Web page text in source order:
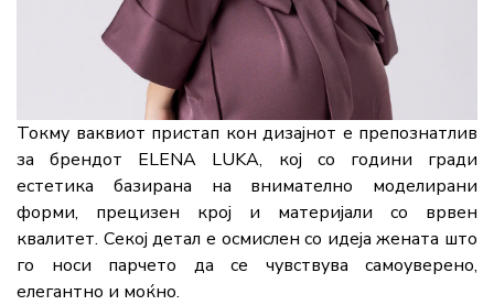
Токму ваквиот пристап кон дизајнот е препознатлив
за брендот ELENA LUKA, кој со години гради
естетика базирана на внимателно моделирани
форми, прецизен крој и материјали со врвен
квалитет. Секој детал е осмислен со идеја жената што
го носи парчето да се чувствува самоуверено,
елегантно и моќно.